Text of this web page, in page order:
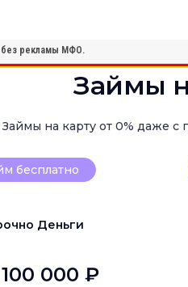
без рекламы МФО.
Займы
Займы на карту от 0% даже с
бесплатно
Деньги
000 ₽